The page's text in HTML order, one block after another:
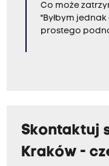
Co może
"Byłbym
prostego
Skontaktuj
Kraków -